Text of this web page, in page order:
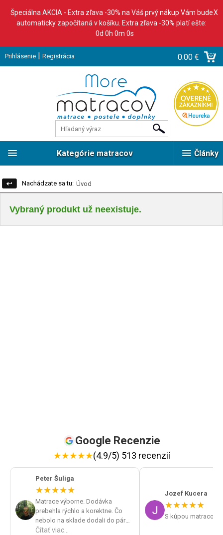
Špeciálna AKCIA - Extra zľava -30% na Váš prvý nákup Vám bude
automaticky započítaná v košíku. Extra zľava -30% platí ešte:
0d 0h 0m 0s
X
Prihlásenie | Registrácia 0.00 €
Články
Kategórie matracov
Nachádzate sa tu: Úvod
Vybraný produkt už neexistuje.
Google Recenzie
★★★★★(4.9/5) 513 recenzií
Peter Šuliga
★★★★★
Matrace výborne. Dodávka
prebehla rýchlo a korektne. Čo
nebolo na sklade dodali do pár
dní. Veľká spokojnosť a určite by
Čítať viac...
Jozef Kucera
★★★★★
S kúpou matracov